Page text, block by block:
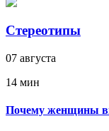
Стереотипы
07 августа
14 мин
Почему женщины